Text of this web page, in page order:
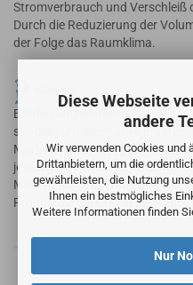
Diese Webseite
andere
Wir verwenden Cookies und
Drittanbietern, um die
gewährleisten, die Nutzung
Ihnen ein bestmögliches
Weitere Informationen finden
Nur
Stromverbrauch und
Durch die Reduzierung der
der Folge das Raumklima.
Bei den angebotenen Filtern
sondern um alternative
Markennamen und geschützte
jeweiligen
Markennamen / Warenzeichen
Produktbeschreibung der